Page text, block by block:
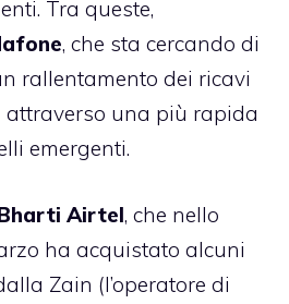
Tra queste,
, che sta cercando di
rallentamento dei ricavi
una più rapida
emergenti.
Airtel, che nello
ha acquistato alcuni
Zain (l’operatore di